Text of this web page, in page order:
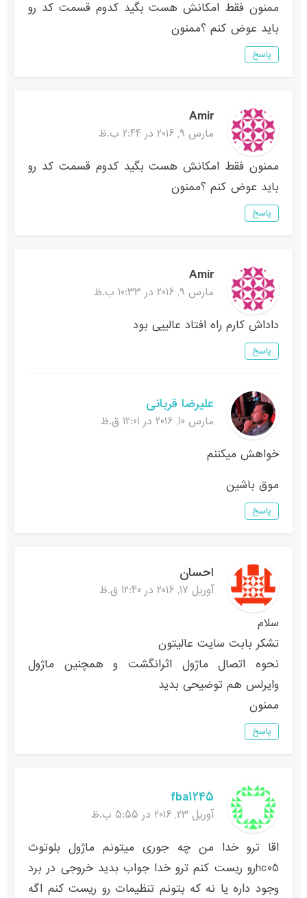
ممنون فقط امکانش هست بگید کدوم قسمت کد رو
باید عوض کنم ؟ممنون
پاسخ
Amir
مارس 9, 2016 در 2:44 ب.ظ
ممنون فقط امکانش هست بگید کدوم قسمت کد رو
باید عوض کنم ؟ممنون
پاسخ
Amir
مارس 9, 2016 در 10:33 ب.ظ
داداش کارم راه افتاد عالییی بود
پاسخ
علیرضا قربانی
مارس 10, 2016 در 12:01 ق.ظ
خواهش میکننم
موق باشین
پاسخ
احسان
آوریل 17, 2016 در 12:40 ق.ظ
سلام
تشکر بابت سایت عالیتون
نحوه اتصال ماژول اثرانگشت و همچنین ماژول
وایرلس هم توضیحی بدید
ممنون
پاسخ
fba1245
آوریل 23, 2016 در 5:55 ب.ظ
اقا ترو خدا من چه جوری میتونم ماژول بلوتوث
hc05رو ریست کنم ترو خدا جواب بدید خروجی در برد
وجود داره یا نه که بتونم تنظیمات رو ریست کنم اگه